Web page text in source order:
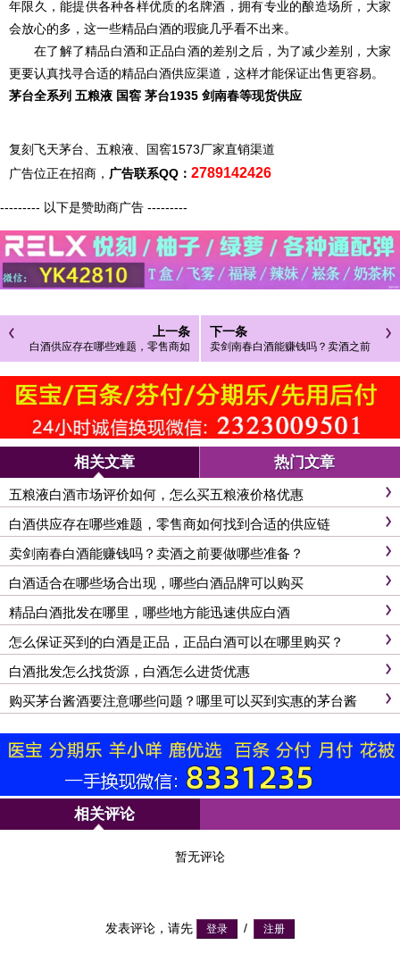
年限久，能提供各种各样优质的名牌酒，拥有专业的酿造场所，大家
会放心的多，这一些精品白酒的瑕疵几乎看不出来。
在了解了精品白酒和正品白酒的差别之后，为了减少差别，大家
更要认真找寻合适的精品白酒供应渠道，这样才能保证出售更容易。
茅台全系列 五粮液 国窖 茅台1935 剑南春等现货供应
复刻飞天茅台、五粮液、国窖1573厂家直销渠道
广告位正在招商， 广告联系QQ： 2789142426
--------- 以下是赞助商广告 ---------
上一条
白酒供应存在哪些难题，零售商如
何找到合适的供应链
下一条
卖剑南春白酒能赚钱吗？卖酒之前
要做哪些准备？
相关文章 热门文章
五粮液白酒市场评价如何，怎么买五粮液价格优惠
白酒供应存在哪些难题，零售商如何找到合适的供应链
卖剑南春白酒能赚钱吗？卖酒之前要做哪些准备？
白酒适合在哪些场合出现，哪些白酒品牌可以购买
精品白酒批发在哪里，哪些地方能迅速供应白酒
怎么保证买到的白酒是正品，正品白酒可以在哪里购买？
白酒批发怎么找货源，白酒怎么进货优惠
购买茅台酱酒要注意哪些问题？哪里可以买到实惠的茅台酱
酒？
相关评论
暂无评论
发表评论，请先 /